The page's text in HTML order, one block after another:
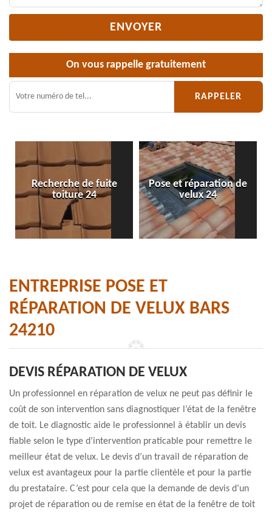
On vous rappelle gratuitement
Recherche de fuite
toiture 24
Pose et réparation de
velux 24
ENTREPRISE POSE ET
RÉPARATION DE VELUX BARS
24210
DEVIS RÉPARATION DE VELUX
Un professionnel en réparation de velux ne peut pas définir le
coût de son intervention sans diagnostiquer l’état de la fenêtre
de toit. Le diagnostic aide le professionnel à établir un devis
fiable selon le type d’intervention praticable pour remettre le
meilleur état de velux. Le devis d’un travail de réparation de
velux est avantageux pour la partie clientèle et pour la partie
du prestataire. C’est pour cela que la demande de devis d’un
projet de réparation ou de remise en état de la fenêtre de toit